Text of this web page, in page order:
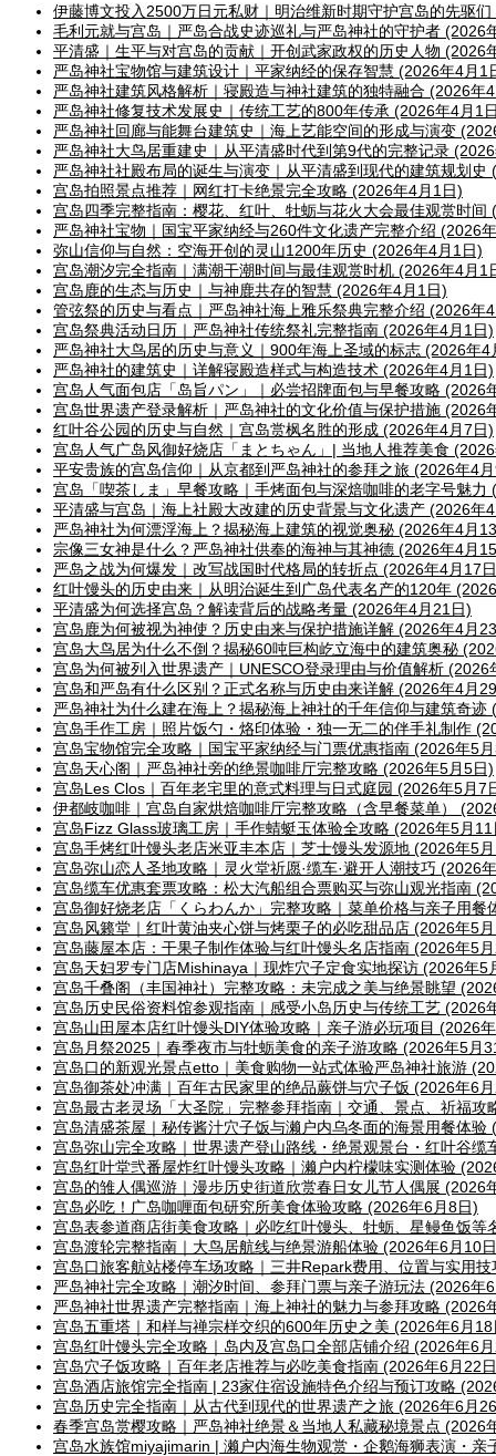
伊藤博文投入2500万日元私财｜明治维新时期守护宫岛的先驱
毛利元就与宫岛｜严岛合战史迹巡礼与严岛神社的守护者 (2026
平清盛｜生平与对宫岛的贡献｜开创武家政权的历史人物 (2026
严岛神社宝物馆与建筑设计｜平家纳经的保存智慧 (2026年4月1
严岛神社建筑风格解析｜寝殿造与神社建筑的独特融合 (2026年
严岛神社修复技术发展史｜传统工艺的800年传承 (2026年4月1
严岛神社回廊与能舞台建筑史｜海上艺能空间的形成与演变
严岛神社大鸟居重建史｜从平清盛时代到第9代的完整记录
严岛神社社殿布局的诞生与演变｜从平清盛到现代的建筑规划史
宫岛拍照景点推荐｜网红打卡绝景完全攻略 (2026年4月1日)
宫岛四季完整指南：樱花、红叶、牡蛎与花火大会最佳观赏时间
严岛神社宝物｜国宝平家纳经与260件文化遗产完整介绍 (2026
弥山信仰与自然：空海开创的灵山1200年历史 (2026年4月1日)
宫岛潮汐完全指南｜满潮干潮时间与最佳观赏时机 (2026年4月1
宫岛鹿的生态与历史｜与神鹿共存的智慧 (2026年4月1日)
管弦祭的历史与看点｜严岛神社海上雅乐祭典完整介绍 (2026年
宫岛祭典活动日历｜严岛神社传统祭礼完整指南 (2026年4月1日)
严岛神社大鸟居的历史与意义｜900年海上圣域的标志 (2026年4
严岛神社的建筑史｜详解寝殿造样式与构造技术 (2026年4月1日)
宫岛人气面包店「岛旨パン」｜必尝招牌面包与早餐攻略 (2026
宫岛世界遗产登录解析｜严岛神社的文化价值与保护措施 (2026
红叶谷公园的历史与自然｜宫岛赏枫名胜的形成 (2026年4月7日)
宫岛人气广岛风御好烧店「まとちゃん」| 当地人推荐美食
平安贵族的宫岛信仰｜从京都到严岛神社的参拜之旅 (2026年4
宫岛「喫茶しま」早餐攻略｜手烤面包与深焙咖啡的老字号魅力
平清盛与宫岛｜海上社殿大改建的历史背景与文化遗产 (2026年
严岛神社为何漂浮海上？揭秘海上建筑的视觉奥秘 (2026年4月
宗像三女神是什么？严岛神社供奉的海神与其神德 (2026年4月
严岛之战为何爆发｜改写战国时代格局的转折点 (2026年4月17
红叶馒头的历史由来｜从明治诞生到广岛代表名产的120年
平清盛为何选择宫岛？解读背后的战略考量 (2026年4月21日)
宫岛鹿为何被视为神使？历史由来与保护措施详解 (2026年4月
宫岛大鸟居为什么不倒？揭秘60吨巨构屹立海中的建筑奥秘
宫岛为何被列入世界遗产｜UNESCO登录理由与价值解析 (2026
宫岛和严岛有什么区别？正式名称与历史由来详解 (2026年4月
严岛神社为什么建在海上？揭秘海上神社的千年信仰与建筑奇迹
宫岛手作工房｜照片饭勺・烙印体验・独一无二的伴手礼制作
宫岛宝物馆完全攻略｜国宝平家纳经与门票优惠指南 (2026年5
宫岛天心阁｜严岛神社旁的绝景咖啡厅完整攻略 (2026年5月5日)
宫岛Les Clos｜百年老宅里的意式料理与日式庭园 (2026年5月7
伊都岐咖啡｜宫岛自家烘焙咖啡厅完整攻略（含早餐菜单）
宫岛Fizz Glass玻璃工房｜手作蜻蜓玉体验全攻略 (2026年5月11
宫岛手烤红叶馒头老店米亚丰本店｜芝士馒头发源地 (2026年5
宫岛弥山恋人圣地攻略｜灵火堂祈愿·缆车·避开人潮技巧 (2026
宫岛缆车优惠套票攻略：松大汽船组合票购买与弥山观光指南
宫岛御好烧老店「くらわんか」完整攻略｜菜单价格与亲子用餐
宫岛风籁堂｜红叶黄油夹心饼与烤栗子的必吃甜品店 (2026年5
宫岛藤屋本店：干果子制作体验与红叶馒头名店指南 (2026年5
宫岛天妇罗专门店Mishinaya｜现炸穴子定食实地探访 (2026年5
宫岛千叠阁（丰国神社）完整攻略：未完成之美与绝景眺望
宫岛历史民俗资料馆参观指南｜感受小岛历史与传统工艺 (2026
宫岛山田屋本店红叶馒头DIY体验攻略｜亲子游必玩项目 (2026
宫岛月祭2025｜春季夜市与牡蛎美食的亲子游攻略 (2026年5月
宫岛口的新观光景点etto｜美食购物一站式体验严岛神社旅游
宫岛御茶处冲满｜百年古民家里的绝品蕨饼与穴子饭 (2026年6
宫岛最古老灵场「大圣院」完整参拜指南｜交通、景点、祈福攻
宫岛清盛茶屋｜秘传酱汁穴子饭与濑户内乌冬面的海景用餐体验
宫岛弥山完全攻略｜世界遗产登山路线・绝景观景台・红叶谷缆
宫岛红叶堂弐番屋炸红叶馒头攻略｜濑户内柠檬味实测体验
宫岛的雏人偶巡游｜漫步历史街道欣赏春日女儿节人偶展 (2026
宫岛必吃！广岛咖喱面包研究所美食体验攻略 (2026年6月8日)
宫岛表参道商店街美食攻略｜必吃红叶馒头、牡蛎、星鳗鱼饭等
宫岛渡轮完整指南｜大鸟居航线与绝景游船体验 (2026年6月10
宫岛口旅客航站楼停车场攻略｜三井Repark费用、位置与实用
严岛神社完全攻略｜潮汐时间、参拜门票与亲子游玩法 (2026年
严岛神社世界遗产完整指南｜海上神社的魅力与参拜攻略 (2026
宫岛五重塔｜和样与禅宗样交织的600年历史之美 (2026年6月18
宫岛红叶馒头完全攻略｜岛内及宫岛口全部店铺介绍 (2026年6
宫岛穴子饭攻略｜百年老店推荐与必吃美食指南 (2026年6月22
宫岛酒店旅馆完全指南 | 23家住宿设施特色介绍与预订攻略
宫岛历史完全指南｜从古代到现代的世界遗产之旅 (2026年6月
春季宫岛赏樱攻略｜严岛神社绝景＆当地人私藏秘境景点 (2026
宫岛水族馆miyajimarin | 濑户内海生物观赏・企鹅海狮表演・亲